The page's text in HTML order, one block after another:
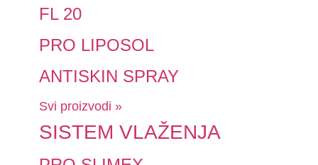
FL 20
PRO LIPOSOL
ANTISKIN SPRAY
Svi proizvodi »
SISTEM VLAŽENJA